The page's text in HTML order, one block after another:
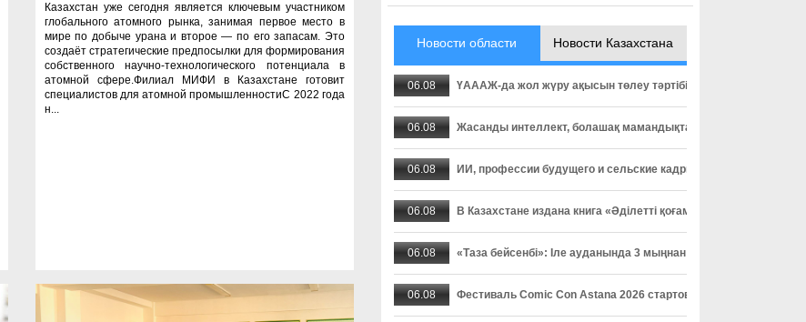
Казахстан уже сегодня является ключевым участником
глобального атомного рынка, занимая первое место в
мире по добыче урана и второе — по его запасам. Это
создаёт стратегические предпосылки для формирования
собственного научно-технологического потенциала в
атомной сфере.Филиал МИФИ в Казахстане готовит
специалистов для атомной промышленностиС 2022 года
н...
Новости области Новости Казахстана
06.08 ҮАААЖ-да жол жүру ақысын төлеу тәртібі өзгерді: төлемді
06.08 Жасанды интеллект, болашақ мамандықтар және ауылдағы
06.08 ИИ, профессии будущего и сельские кадры - о чем спорили
06.08 В Казахстане издана книга «Әділетті қоғамға шыншыл сөз»,
06.08 «Таза бейсенбі»: Іле ауданында 3 мыңнан астам адам
06.08 Фестиваль Comic Con Astana 2026 стартовал в столице